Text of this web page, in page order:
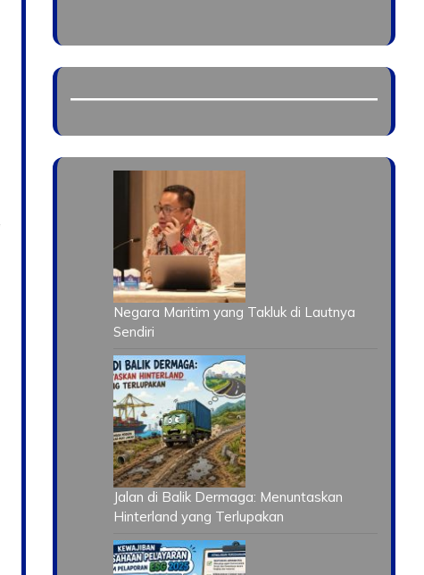
Negara Maritim yang Takluk di Lautnya
Sendiri
Jalan di Balik Dermaga: Menuntaskan
Hinterland yang Terlupakan